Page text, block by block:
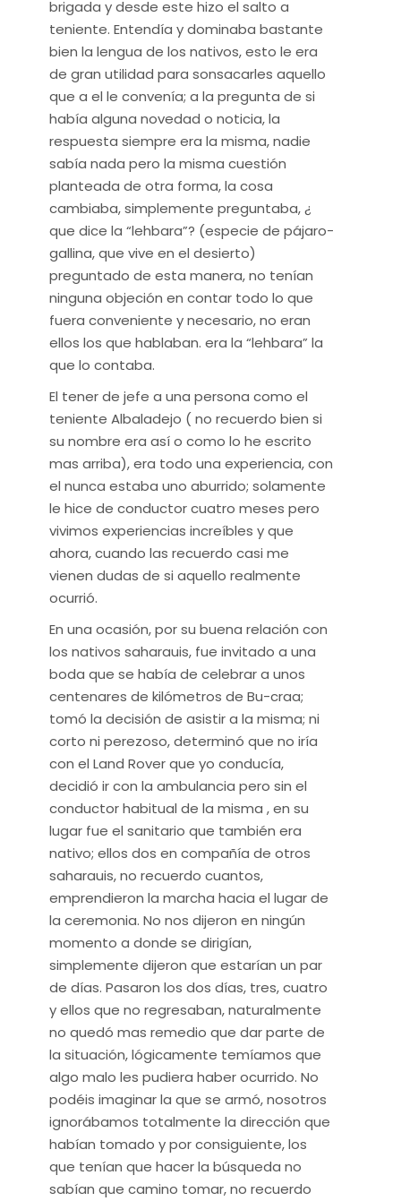
brigada y desde este hizo el salto a
teniente. Entendía y dominaba bastante
bien la lengua de los nativos, esto le era
de gran utilidad para sonsacarles aquello
que a el le convenía; a la pregunta de si
había alguna novedad o noticia, la
respuesta siempre era la misma, nadie
sabía nada pero la misma cuestión
planteada de otra forma, la cosa
cambiaba, simplemente preguntaba, ¿
que dice la “lehbara”? (especie de pájaro-
gallina, que vive en el desierto)
preguntado de esta manera, no tenían
ninguna objeción en contar todo lo que
fuera conveniente y necesario, no eran
ellos los que hablaban. era la “lehbara” la
que lo contaba.
El tener de jefe a una persona como el
teniente Albaladejo ( no recuerdo bien si
su nombre era así o como lo he escrito
mas arriba), era todo una experiencia, con
el nunca estaba uno aburrido; solamente
le hice de conductor cuatro meses pero
vivimos experiencias increíbles y que
ahora, cuando las recuerdo casi me
vienen dudas de si aquello realmente
ocurrió.
En una ocasión, por su buena relación con
los nativos saharauis, fue invitado a una
boda que se había de celebrar a unos
centenares de kilómetros de Bu-craa;
tomó la decisión de asistir a la misma; ni
corto ni perezoso, determinó que no iría
con el Land Rover que yo conducía,
decidió ir con la ambulancia pero sin el
conductor habitual de la misma , en su
lugar fue el sanitario que también era
nativo; ellos dos en compañía de otros
saharauis, no recuerdo cuantos,
emprendieron la marcha hacia el lugar de
la ceremonia. No nos dijeron en ningún
momento a donde se dirigían,
simplemente dijeron que estarían un par
de días. Pasaron los dos días, tres, cuatro
y ellos que no regresaban, naturalmente
no quedó mas remedio que dar parte de
la situación, lógicamente temíamos que
algo malo les pudiera haber ocurrido. No
podéis imaginar la que se armó, nosotros
ignorábamos totalmente la dirección que
habían tomado y por consiguiente, los
que tenían que hacer la búsqueda no
sabían que camino tomar, no recuerdo